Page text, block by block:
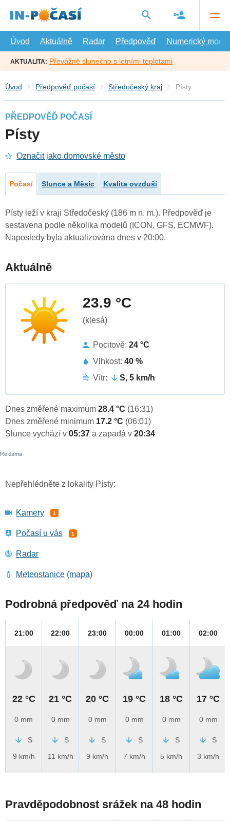
hlavní
Úvod
Aktuálně Radar Předpověď Numerický model
AKTUALITA: Převážně slunečno s letními teplotami
Úvod Předpověď počasí Středočeský kraj Písty
PŘEDPOVĚĎ POČASÍ
Písty
Označit jako domovské město
Počasí Slunce a Měsíc Kvalita ovzduší
Písty leží v kraji Středočeský (186 m n. m.). Předpověď je
sestavena podle několika modelů (ICON, GFS, ECMWF).
Naposledy byla aktualizována dnes v 20:00.
Aktuálně
23.9 °C
(klesá)
Pocitově: 24 °C
Vlhkost: 40 %
Vítr:
S, 5 km/h
Dnes změřené maximum 28.4 °C (16:31)
Dnes změřené minimum 17.2 °C (06:01)
Slunce vychází v 05:37 a zapadá v 20:34
Nepřehlédněte z lokality Písty:
Kamery 1
Počasí u vás 1
Radar
Meteostanice (mapa)
Podrobná předpověď na 24 hodin
21:00
22 °C
0 mm
S
9 km/h
22:00
21 °C
0 mm
S
11 km/h
23:00
20 °C
0 mm
S
9 km/h
00:00
19 °C
0 mm
S
7 km/h
01:00
18 °C
0 mm
S
5 km/h
02:00
17 °C
0 mm
S
3 km/h
Pravděpodobnost srážek na 48 hodin